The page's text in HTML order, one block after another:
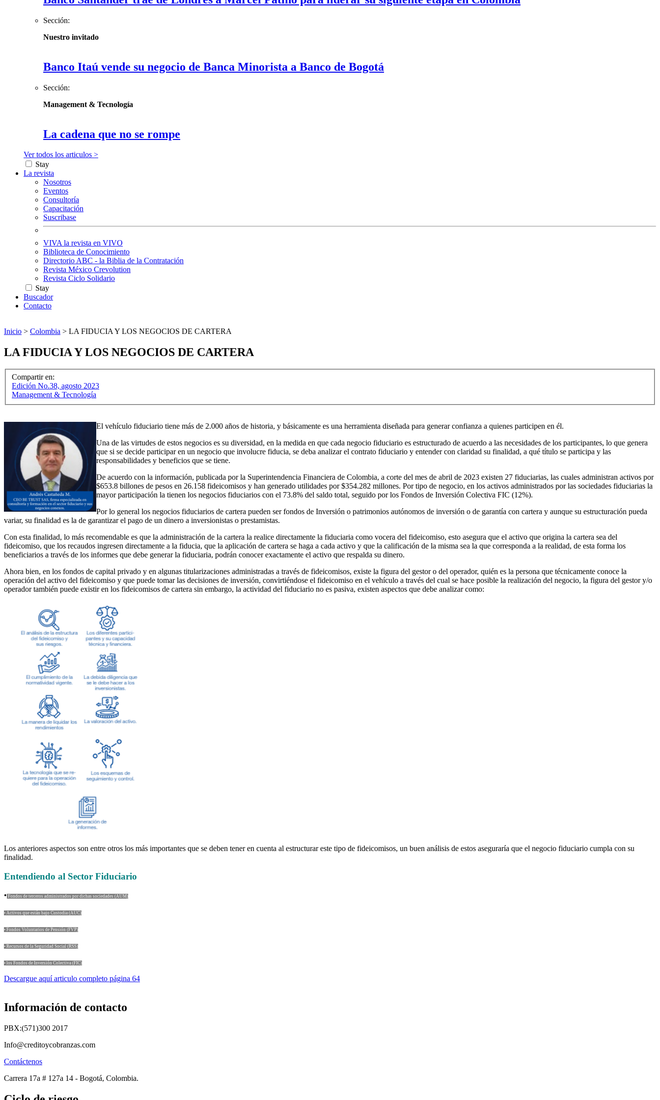
Sección:
Nuestro invitado
Banco Itaú vende su negocio de Banca Minorista a Banco de Bogotá
Sección:
Management & Tecnología
La cadena que no se rompe
Ver todos los articulos >
Stay
La revista
Nosotros
Eventos
Consultoría
Capacitación
Suscribase
VIVA la revista en VIVO
Biblioteca de Conocimiento
Directorio ABC - la Biblia de la Contratación
Revista México Crevolution
Revista Ciclo Solidario
Stay
Buscador
Contacto
Inicio > Colombia > LA FIDUCIA Y LOS NEGOCIOS DE CARTERA
LA FIDUCIA Y LOS NEGOCIOS DE CARTERA
Compartir en:
Edición No.38, agosto 2023
Management & Tecnología
El vehículo fiduciario tiene más de 2.000 años de historia, y básicamente es una herramienta diseñada para generar confianza a quienes participen en él.
Una de las virtudes de estos negocios es su diversidad, en la medida en que cada negocio fiduciario es estructurado de acuerdo a las necesidades de los participantes, lo que genera
que si se decide participar en un negocio que involucre fiducia, se deba analizar el contrato fiduciario y entender con claridad su finalidad, a qué título se participa y las
responsabilidades y beneficios que se tiene.
De acuerdo con la información, publicada por la Superintendencia Financiera de Colombia, a corte del mes de abril de 2023 existen 27 fiduciarias, las cuales administran activos por
$653.8 billones de pesos en 26.158 fideicomisos y han generado utilidades por $354.282 millones. Por tipo de negocio, en los activos administrados por las sociedades fiduciarias la
mayor participación la tienen los negocios fiduciarios con el 73.8% del saldo total, seguido por los Fondos de Inversión Colectiva FIC (12%).
Por lo general los negocios fiduciarios de cartera pueden ser fondos de Inversión o patrimonios autónomos de inversión o de garantía con cartera y aunque su estructuración pueda
variar, su finalidad es la de garantizar el pago de un dinero a inversionistas o prestamistas.
Con esta finalidad, lo más recomendable es que la administración de la cartera la realice directamente la fiduciaria como vocera del fideicomiso, esto asegura que el activo que origina la cartera sea del
fideicomiso, que los recaudos ingresen directamente a la fiducia, que la aplicación de cartera se haga a cada activo y que la calificación de la misma sea la que corresponda a la realidad, de esta forma los
beneficiarios a través de los informes que debe generar la fiduciaria, podrán conocer exactamente el activo que respalda su dinero.
Ahora bien, en los fondos de capital privado y en algunas titularizaciones administradas a través de fideicomisos, existe la figura del gestor o del operador, quién es la persona que técnicamente conoce la
operación del activo del fideicomiso y que puede tomar las decisiones de inversión, convirtiéndose el fideicomiso en el vehículo a través del cual se hace posible la realización del negocio, la figura del gestor y/o
operador también puede existir en los fideicomisos de cartera sin embargo, la actividad del fiduciario no es pasiva, existen aspectos que debe analizar como:
Los anteriores aspectos son entre otros los más importantes que se deben tener en cuenta al estructurar este tipo de fideicomisos, un buen análisis de estos aseguraría que el negocio fiduciario cumpla con su
finalidad.
Entendiendo al Sector Fiduciario
• Fondos de terceros administrados por dichas sociedades (AUM)
• Activos que están bajo Custodia (AUC)
• Fondos Voluntarios de Pensión (FVP)
• Recursos de la Seguridad Social (RSS)
• los Fondos de Inversión Colectiva (FIC)
Descargue aquí articulo completo página 64
Información de contacto
PBX:(571)300 2017
Info@creditoycobranzas.com
Contáctenos
Carrera 17a # 127a 14 - Bogotá, Colombia.